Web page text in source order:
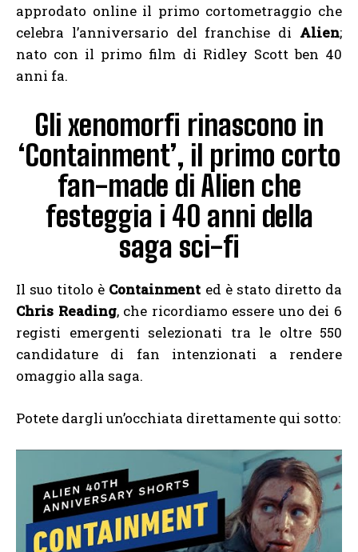
approdato online il primo cortometraggio che
celebra l’anniversario del franchise di Alien;
nato con il primo film di Ridley Scott ben 40
anni fa.
Gli xenomorfi rinascono in
‘Containment’, il primo corto
fan-made di Alien che
festeggia i 40 anni della
saga sci-fi
Il suo titolo è Containment ed è stato diretto da
Chris Reading, che ricordiamo essere uno dei 6
registi emergenti selezionati tra le oltre 550
candidature di fan intenzionati a rendere
omaggio alla saga.
Potete dargli un’occhiata direttamente qui sotto: